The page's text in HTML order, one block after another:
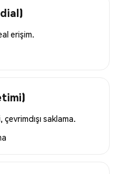
erişim.
saklama.